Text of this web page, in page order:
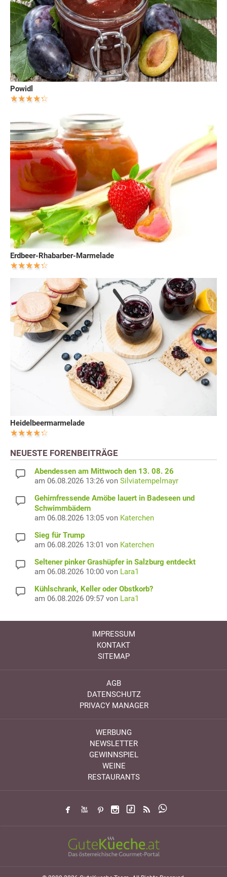
Powidl
Erdbeer-Rhabarber-Marmelade
Heidelbeermarmelade
NEUESTE FORENBEITRÄGE
Abendessen am Mittwoch den 13. 08. 26
am 06.08.2026 13:26 von Silviatempelmayr
Gehirnfressende Amöbe lauert in Badeseen und
Schwimmbädern
am 06.08.2026 13:05 von Katerchen
Sieg für Trump
am 06.08.2026 13:01 von Katerchen
Seltener pinker Grashüpfer in Salzburg entdeckt
am 06.08.2026 10:00 von Lara1
Kühlschrank, Keller oder Obstkorb?
am 06.08.2026 09:57 von Lara1
IMPRESSUM
KONTAKT
SITEMAP
AGB
DATENSCHUTZ
PRIVACY MANAGER
WERBUNG
NEWSLETTER
GEWINNSPIEL
WEINE
RESTAURANTS